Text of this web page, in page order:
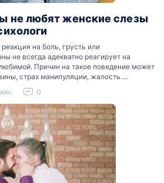
не любят женские слезы
на боль, грусть или
не всегда адекватно реагирует на
Причин на такое поведение может
страх манипуляции, жалость.
боятся женских слез, помогут советы
0